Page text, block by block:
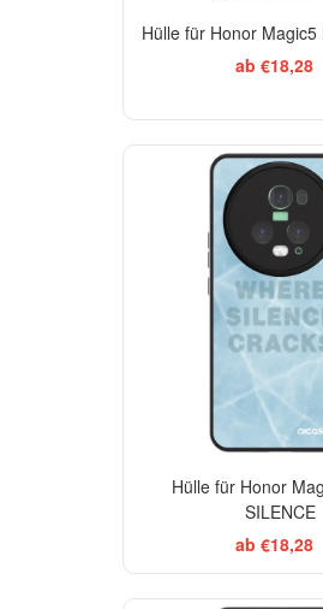
Hülle für Honor
ab €18,28
Hülle für Honor
SILENCE
ab €18,28